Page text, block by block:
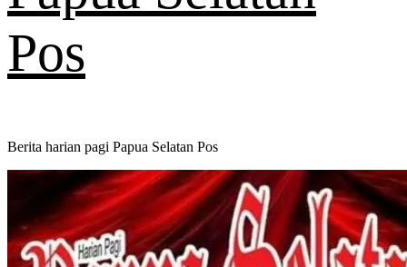
Pos
Berita harian pagi Papua Selatan Pos
Primary